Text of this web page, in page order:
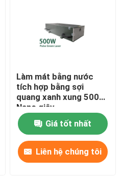
Làm mát bằng nước
tích hợp bằng sợi
quang xanh xung 500W
Nano giây
Giá tốt nhất
Liên hệ chúng tôi